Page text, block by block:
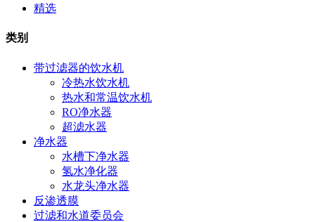
精选
类别
带过滤器的饮水机
冷热水饮水机
热水和常温饮水机
RO净水器
超滤水器
净水器
水槽下净水器
氢水净化器
水龙头净水器
反渗透膜
过滤和水道委员会